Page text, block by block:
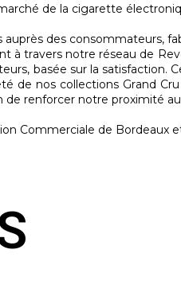
de la cigarette
des consommateurs,
à travers notre réseau de
basée sur la satisfaction.
de nos collections Grand
de renforcer notre proximité
Commerciale de Bordeaux